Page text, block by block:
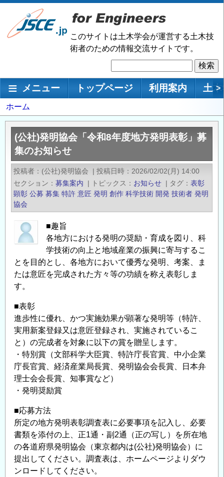
メ
ン
移
このサイトは土木学会が運営する土木技
術者のための情報交流サイトです。
索
メインナビゲーション
メニュー トップページ 利用案内 土 >
パ
ン
く
ず
ホーム
(公社)発明協会「令和8年度地方発明表彰」募
集のお知らせ
投稿者 (公社)発明協会 | 投稿日時
2026/02/02(月) 14:00
セクション
募集案内 | トピックス お知らせ | タグ
表彰
顕彰 公募 募集 特許 意匠 発明 創作 科学技術 開発 技術者 発明
協会
■趣旨
各地方における発明の奨励・育成を図り、科
学技術の向上と地域産業の振興に寄与するこ
とを目的とし、各地方において優秀な発明、考案、ま
たは意匠を完成された方々等の功績を称え表彰しま
す。
■表彰
進歩性に優れ、かつ実施効果が顕著な発明等（特許、
実用新案登録又は意匠登録され、実施されているこ
と）の完成者を対象に以下の賞を贈呈します。
・特別賞（文部科学大臣賞、特許庁長官賞、中小企業
庁長官賞、経済産業局長賞、発明協会会長賞、日本弁
理士会会長賞、知事賞など）
・発明奨励賞
■応募方法
所定の地方発明表彰調査表に必要事項を記入し、必要
書類を添付の上、正1通・副2通（正の写し）を所在地
の各道府県発明協会（東京都内は(公社)発明協会）に
提出してください。調査表は、ホームページよりダウ
ンロードしてください。